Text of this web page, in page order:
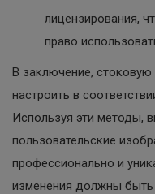
лицензирования,
право
В заключение,
настроить в
Используя эти методы,
пользовательские
профессионально и
изменения должны быть